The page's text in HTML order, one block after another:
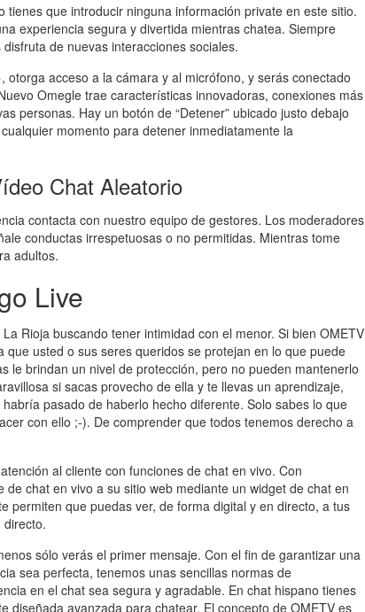
que introducir ninguna información private en este sitio.
experiencia segura y divertida mientras chatea. Siempre
de nuevas interacciones sociales.
acceso a la cámara y al micrófono, y serás conectado
Omegle trae características innovadoras, conexiones más
personas. Hay un botón de “Detener” ubicado justo debajo
momento para detener inmediatamente la
Chat Aleatorio
contacta con nuestro equipo de gestores. Los moderadores
conductas irrespetuosas o no permitidas. Mientras tome
adultos.
Live
Rioja buscando tener intimidad con el menor. Si bien OMETV
usted o sus seres queridos se protejan en lo que puede
le brindan un nivel de protección, pero no pueden mantenerlo
si sacas provecho de ella y te llevas un aprendizaje,
pasado de haberlo hecho diferente. Solo sabes lo que
con ello ;-). De comprender que todos tenemos derecho a
al cliente con funciones de chat en vivo. Con
chat en vivo a su sitio web mediante un widget de chat en
permiten que puedas ver, de forma digital y en directo, a tus
directo.
sólo verás el primer mensaje. Con el fin de garantizar una
sea perfecta, tenemos unas sencillas normas de
en el chat sea segura y agradable. En chat hispano tienes
diseñada avanzada para chatear. El concepto de OMETV es